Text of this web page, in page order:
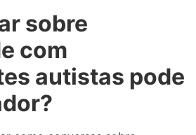
sobre
com
autistas pode